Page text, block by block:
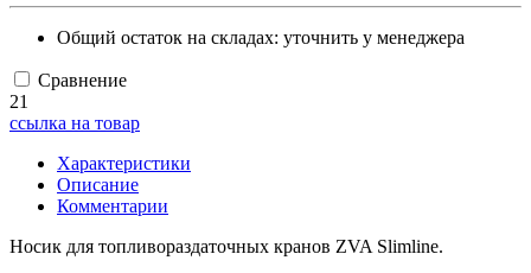
Общий остаток на складах: уточнить у менеджера
Сравнение
21
ссылка на товар
Характеристики
Описание
Комментарии
Носик для топливораздаточных кранов ZVA Slimline.